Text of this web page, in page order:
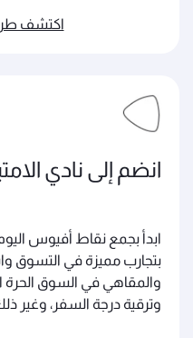
اكتشف
انضم إلى نادي
ابدأ بجمع نقاط أفيوس
بتجارب مميزة في التسوق
والمقاهي في السوق الحرة
وترقية درجة السفر، وغير